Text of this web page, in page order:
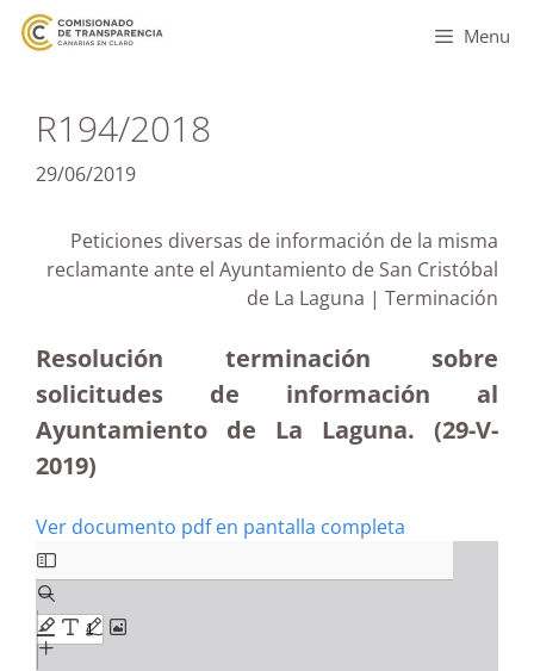
Menu
R194/2018
29/06/2019
Peticiones diversas de información de la misma
reclamante ante el Ayuntamiento de San Cristóbal
de La Laguna | Terminación
Resolución terminación sobre
solicitudes de información al
Ayuntamiento de La Laguna. (29-V-
2019)
Ver documento pdf en pantalla completa